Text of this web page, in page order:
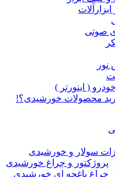
صوتی
( اینورتر )
محصولات خورشیدی؟!
سولار و خورشیدی
پروژکتور و چراغ خورشیدی
چراغ باغچه ای خورشیدی